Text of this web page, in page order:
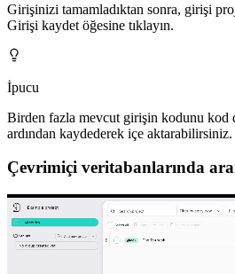
Girişinizi tamamladıktan sonra, girişi
Girişi kaydet öğesine tıklayın.
İpucu
Birden fazla mevcut girişin kodunu kod
ardından kaydederek içe aktarabilirsiniz.
Çevrimiçi veritabanlarında